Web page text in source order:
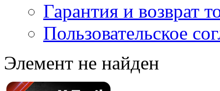
Гарантия и возврат
Пользовательское
Элемент не найден